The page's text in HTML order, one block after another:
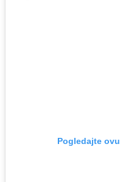
Pogledajte